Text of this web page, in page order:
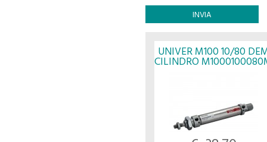
UNIVER M100 10/80
CILINDRO